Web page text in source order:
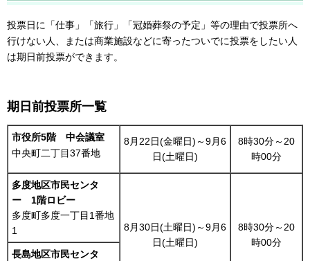
投票日に「仕事」「旅行」「冠婚葬祭の予定」等の理由で投票所へ
行けない人、または商業施設などに寄ったついでに投票をしたい人
は期日前投票ができます。
期日前投票所一覧
市役所5階 中会議室
中央町二丁目37番地
8月22日(金曜日)～9月6
日(土曜日)
8時30分～20
時00分
多度地区市民センタ
ー 1階ロビー
多度町多度一丁目1番地
1
8月30日(土曜日)～9月6
日(土曜日)
8時30分～20
時00分
長島地区市民センタ